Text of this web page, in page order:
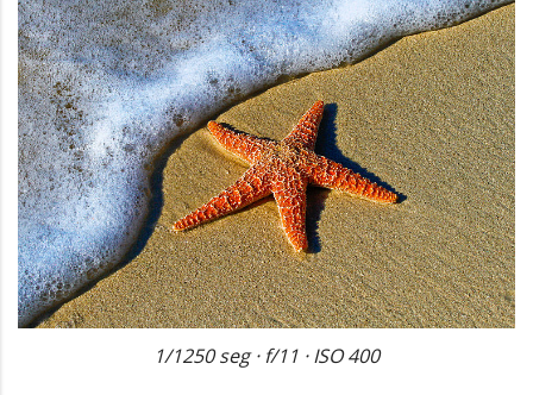
1/1250 seg · f/11 · ISO 400